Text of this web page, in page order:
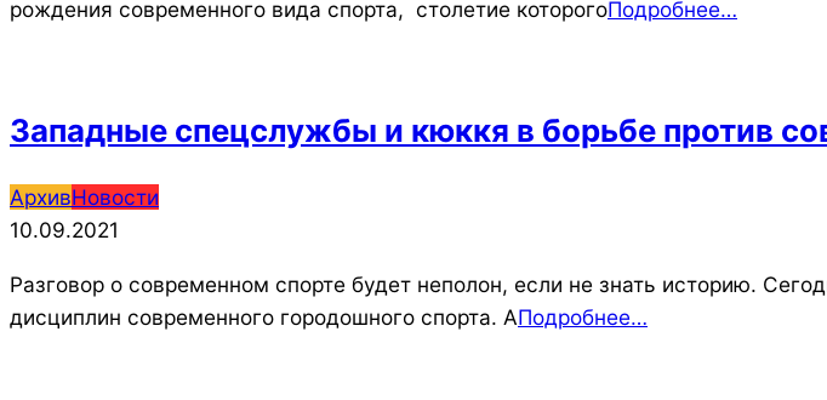
рождения современного вида спорта, столетие которогоПодробнее…
Западные спецслужбы и кюккя в борьбе против
2021-
09-
АрхивНовости
10.09.2021
Разговор о современном спорте будет неполон, если не знать историю.
дисциплин современного городошного спорта. АПодробнее…